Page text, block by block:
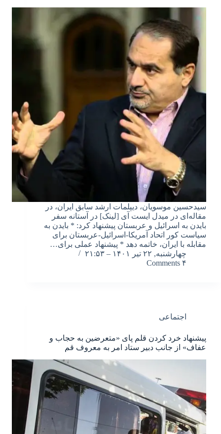
سیدحسین موسویان، دیپلمات ارشد سابق ایران، در
مقاله‌ای در میدل ایست آی [لینک] در آستانه سفر
بایدن به اسرائیل و عربستان پیشنهاد کرد: * بایدن به
سیاست کور اتحاد آمریکا-اسرائیل-عربستان برای
مقابله با ایران، خاتمه دهد * پیشنهاد عملی برای…
چهارشنبه, ۲۲ تیر ۱۴۰۱ – ۲۱:۵۳
۴ Comments
اجتماعی
پیشنهاد خرد کردن قلم پای «متعرضین به حجاب و
عفاف» از جانب دبیر ستاد امر به معروف قم